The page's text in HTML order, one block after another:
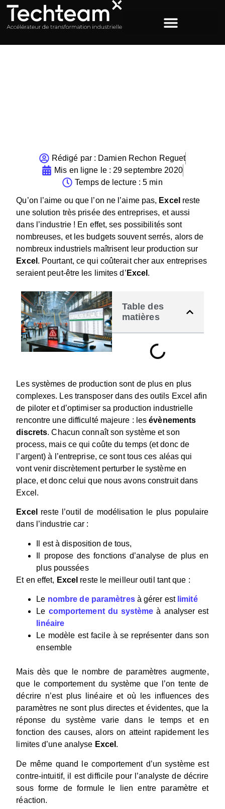
Rédigé par : Damien Rechon Reguet
Mis en ligne le : 29 septembre 2020
Temps de lecture : 5 min
Qu’on l’aime ou que l’on ne l’aime pas, Excel reste
une solution très prisée des entreprises, et aussi
dans l’industrie ! En effet, ses possibilités sont
nombreuses, et les budgets souvent serrés, alors de
nombreux industriels maîtrisent leur production sur
Excel . Pourtant, ce qui coûterait cher aux entreprises
seraient peut-être les limites d’ Excel .
Table des
matières
Les systèmes de production sont de plus en plus
complexes. Les transposer dans des outils Excel afin
de piloter et d’optimiser sa production industrielle
rencontre une difficulté majeure : lesévènements
discrets. Chacun connaît son système et son
process, mais ce qui coûte du temps (et donc de
l’argent) à l’entreprise, ce sont tous ces aléas qui
vont venir discrètement perturber le système en
place, et donc celui que nous avons construit dans
Excel.
Excel
reste l’outil de modélisation le plus populaire
dans l’industrie car :
Il est à disposition de tous,
Il propose des fonctions d’analyse de plus en
plus poussées
Et en effet, Excel reste le meilleur outil tant que :
Le nombre de paramètresà gérer est limité
Le comportement du système à analyser est
linéaire
Le modèle est facile à se représenter dans son
ensemble
Mais dès que le nombre de paramètres augmente,
que le comportement du système que l’on tente de
décrire n’est plus linéaire et où les influences des
paramètres ne sont plus directes et évidentes, que la
réponse du système varie dans le temps et en
fonction des causes, alors on atteint rapidement les
limites d’une analyse Excel .
De même quand le comportement d’un système est
contre-intuitif, il est difficile pour l’analyste de décrire
sous forme de formule le lien entre paramètre et
réaction.